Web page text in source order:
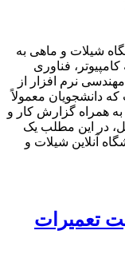
شیلات و ماهی به
فناوری
نرم افزار از
دانشجویان معمولاً
همراه گزارش کار و
در این مطلب یک
آنلاین شیلات و
تعمیرات